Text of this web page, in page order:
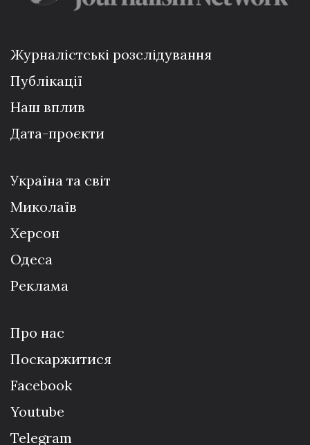
Журналістські розслідування
Публікації
Наш вплив
Дата-проєкти
Україна та світ
Миколаїв
Херсон
Одеса
Реклама
Про нас
Поскаржитися
Facebook
Youtube
Telegram